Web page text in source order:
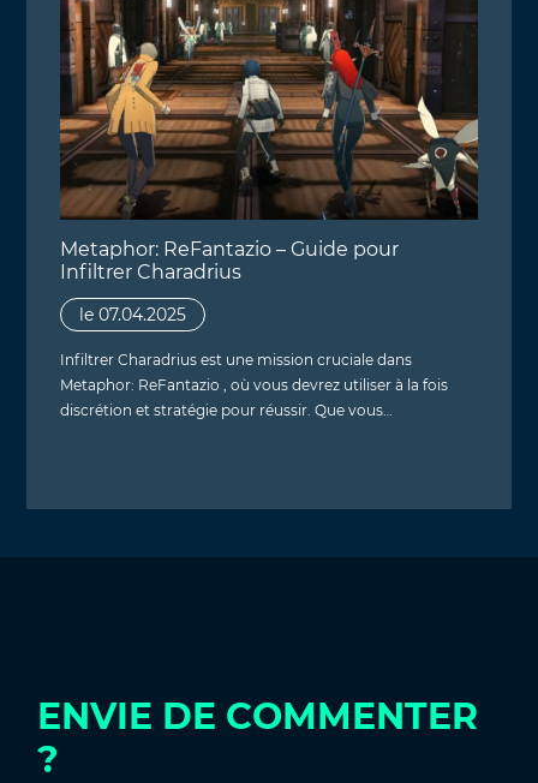
Metaphor: ReFantazio – Guide pour
Infiltrer Charadrius
le 07.04.2025
Infiltrer Charadrius est une mission cruciale dans
Metaphor: ReFantazio , où vous devrez utiliser à la fois
discrétion et stratégie pour réussir. Que vous…
ENVIE DE COMMENTER
?